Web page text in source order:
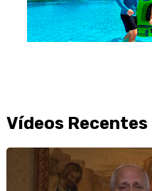
Vídeos Recentes